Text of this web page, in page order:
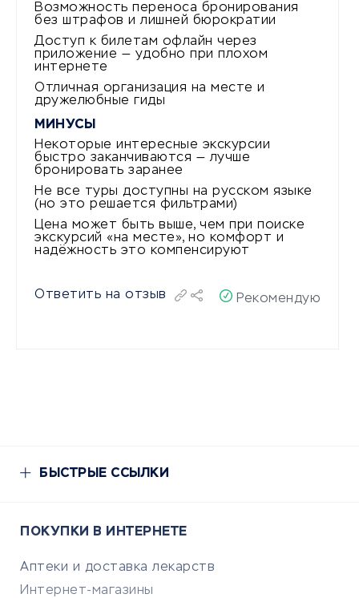
Возможность переноса бронирования
без штрафов и лишней бюрократии
Доступ к билетам офлайн через
приложение — удобно при плохом
интернете
Отличная организация на месте и
дружелюбные гиды
МИНУСЫ
Некоторые интересные экскурсии
быстро заканчиваются — лучше
бронировать заранее
Не все туры доступны на русском языке
(но это решается фильтрами)
Цена может быть выше, чем при поиске
экскурсий «на месте», но комфорт и
надёжность это компенсируют
Ответить на отзыв Рекомендую
БЫСТРЫЕ ССЫЛКИ
ПОКУПКИ В ИНТЕРНЕТЕ
Аптеки и доставка лекарств
Интернет-магазины